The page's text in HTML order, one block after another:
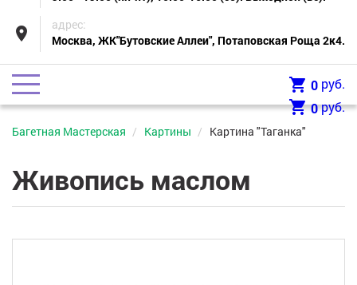
place
адрес:
Москва, ЖК"Бутовские Аллеи", Потаповская Роща 2к4.
shopping_cart 0 руб.
shopping_cart0руб.
Багетная Мастерская Картины Картина "Таганка"
Живопись маслом